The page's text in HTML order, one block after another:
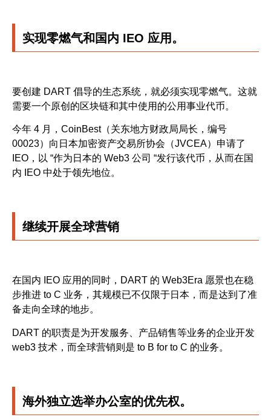
实现零燃气和国内 IEO 应用。
要创建 DART 倡导的生态系统，就必须实现零燃气。这就
需要一个原创的区块链和其中使用的公用事业代币。
今年 4 月，CoinBest（关东地方财政局局长，编号
00023）向日本加密资产交易所协会（JVCEA）申请了
IEO，以 “作为日本的 Web3 公司 “发行该代币，从而在国
内 IEO 中处于领先地位。
继续开展全球营销
在国内 IEO 应用的同时，DART 的 Web3Era 愿景也在稳
步推进 to C 业务，其规模已不仅限于日本，而是达到了准
备走向全球的地步。
DART 的职责是为开发服务、产品销售等业务的企业开发
web3 技术，而全球营销则是 to B for to C 的业务。
海外独立选举办公室的优先权。